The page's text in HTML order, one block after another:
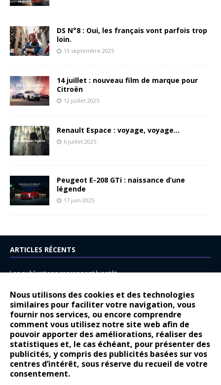
Nous utilisons des cookies et des technologies
similaires pour faciliter votre navigation, vous
fournir nos services, ou encore comprendre
comment vous utilisez notre site web afin de
pouvoir apporter des améliorations, réaliser des
statistiques et, le cas échéant, pour présenter des
publicités, y compris des publicités basées sur vos
centres d’intérêt, sous réserve du recueil de votre
consentement.
DS N°8 : Oui, les français vont parfois trop
loin.
13 septembre 2025
14 juillet : nouveau film de marque pour
Citroën
12 juillet 2025
Renault Espace : voyage, voyage…
6 juillet 2025
Peugeot E-208 GTi : naissance d’une
légende
17 juin 2025
ARTICLES RÉCENTS
Les publications reprennent bientôt…
14 juillet : nouveau film de marque pour Citroën
Renault Espace : voyage, voyage…
Peugeot E-208 GTi : naissance d’une légende
COMMENTAIRES RÉCENTS
Bernard Dardartdans